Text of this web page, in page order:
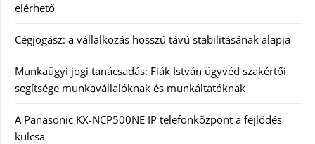
elérhető
Cégjogász: a vállalkozás hosszú távú stabilitásának alapja
Munkaügyi jogi tanácsadás: Fiák István ügyvéd szakértői
segítsége munkavállalóknak és munkáltatóknak
A Panasonic KX-NCP500NE IP telefonközpont a fejlődés
kulcsa